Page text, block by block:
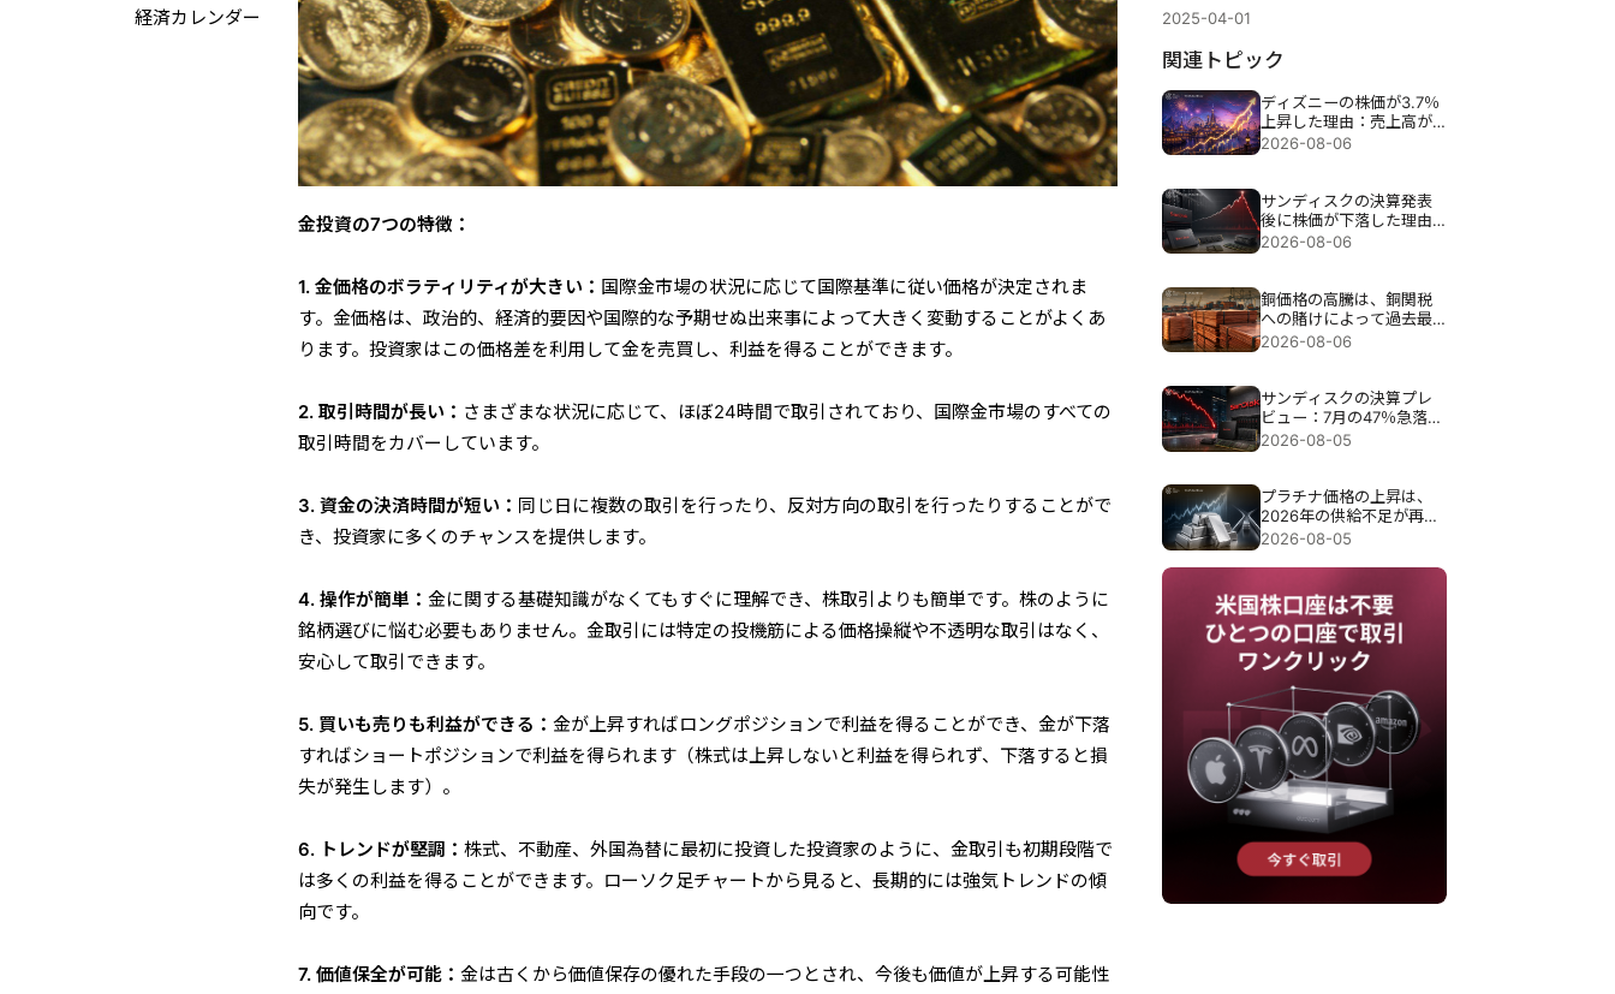
経済カレンダー
金投資の7つの特徴：
1. 金価格のボラティリティが大きい： 国際金市場の状況に応じて国際基準に従い価格が決定されま
す。金価格は、政治的、経済的要因や国際的な予期せぬ出来事によって大きく変動することがよくあ
ります。投資家はこの価格差を利用して金を売買し、利益を得ることができます。
2. 取引時間が長い： さまざまな状況に応じて、ほぼ24時間で取引されており、国際金市場のすべての
取引時間をカバーしています。
3. 資金の決済時間が短い： 同じ日に複数の取引を行ったり、反対方向の取引を行ったりすることがで
き、投資家に多くのチャンスを提供します。
4. 操作が簡単：金に関する基礎知識がなくてもすぐに理解でき、株取引よりも簡単です。株のように
銘柄選びに悩む必要もありません。金取引には特定の投機筋による価格操縦や不透明な取引はなく、
安心して取引できます。
5. 買いも売りも利益ができる：金が上昇すればロングポジションで利益を得ることができ、金が下落
すればショートポジションで利益を得られます（株式は上昇しないと利益を得られず、下落すると損
失が発生します）。
6. トレンドが堅調：株式、不動産、外国為替に最初に投資した投資家のように、金取引も初期段階で
は多くの利益を得ることができます。ローソク足チャートから見ると、長期的には強気トレンドの傾
向です。
7. 価値保全が可能：金は古くから価値保存の優れた手段の一つとされ、今後も価値が上昇する可能性
2025-04-01
関連トピック
ディズニーの株価が3.7％
上昇した理由：売上高が
予想を下回ったにもかか
2026-08-06
サンディスクの決算発表
後に株価が下落した理由
は、過去最高の89億7000
とだ。
2026-08-06
銅価格の高騰は、銅関税
への賭けによって過去最
高の6,703ドルまで押し上
2026-08-06
サンディスクの決算プレ
ビュー：7月の47％急落
後、売上高4倍増は十分な
2026-08-05
プラチナ価格の上昇は、
2026年の供給不足が再び
注目を集める中、8％急騰
2026-08-05